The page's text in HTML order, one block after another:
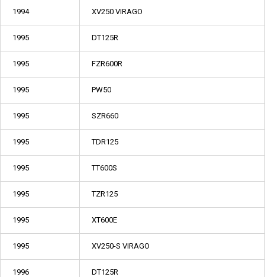
1994 XV250 VIRAGO
1995 DT125R
1995 FZR600R
1995 PW50
1995 SZR660
1995 TDR125
1995 TT600S
1995 TZR125
1995 XT600E
1995 XV250-S VIRAGO
1996 DT125R